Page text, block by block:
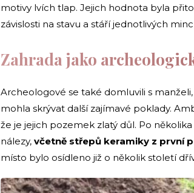
motivy lvích tlap. Jejich hodnota byla
závislosti na stavu a stáří jednotlivých
Zahrada jako
Archeologové se také domluvili s
mohla skrývat další zajímavé poklady.
že je jejich pozemek zlatý důl. Po
nálezy, včetně střepů keramiky z první
místo bylo osídleno již o několik století